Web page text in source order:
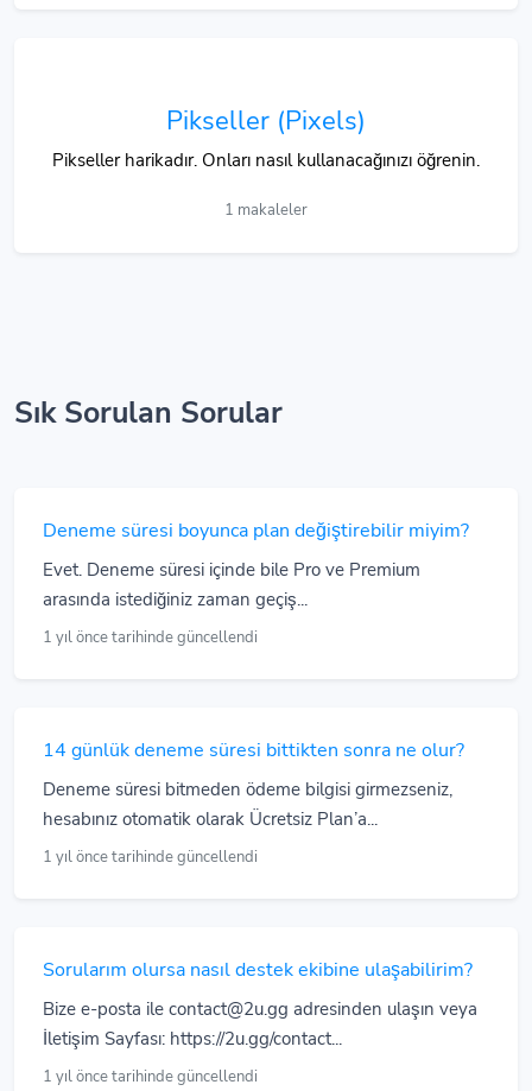
Pikseller (Pixels)
Pikseller harikadır. Onları nasıl kullanacağınızı öğrenin.
1 makaleler
Sık Sorulan Sorular
Deneme süresi boyunca plan değiştirebilir miyim?
Evet. Deneme süresi içinde bile Pro ve Premium
arasında istediğiniz zaman geçiş...
1 yıl önce tarihinde güncellendi
14 günlük deneme süresi bittikten sonra ne olur?
Deneme süresi bitmeden ödeme bilgisi girmezseniz,
hesabınız otomatik olarak Ücretsiz Plan’a...
1 yıl önce tarihinde güncellendi
Sorularım olursa nasıl destek ekibine ulaşabilirim?
Bize e-posta ile contact@2u.gg adresinden ulaşın veya
İletişim Sayfası: https://2u.gg/contact...
1 yıl önce tarihinde güncellendi